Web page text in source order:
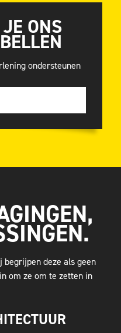
ONS
ondersteunen
begrijpen deze als geen
om ze om te zetten in